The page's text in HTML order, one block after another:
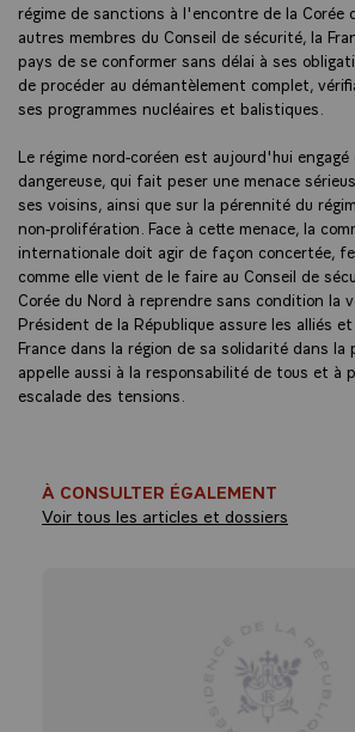
régime de sanctions à l'encontre de la Corée
autres membres du Conseil de sécurité, la
pays de se conformer sans délai à ses
de procéder au démantèlement complet,
ses programmes nucléaires et balistiques.
Le régime nord-coréen est aujourd'hui
dangereuse, qui fait peser une menace
ses voisins, ainsi que sur la pérennité du
non-prolifération. Face à cette menace, la
internationale doit agir de façon concertée,
comme elle vient de le faire au Conseil de
Corée du Nord à reprendre sans condition la
Président de la République assure les alliés
France dans la région de sa solidarité dans la
appelle aussi à la responsabilité de tous et à
escalade des tensions.
À CONSULTER ÉGALEMENT
Voir tous les articles et dossiers